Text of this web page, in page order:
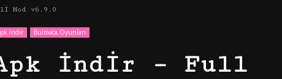
Mod v6.9.0
İndir Bulmaca Oyunları
Apk İndir – Full